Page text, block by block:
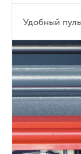
Удобный